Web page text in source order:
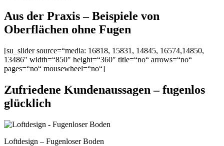
Aus der Praxis – Beispiele von
Oberflächen ohne Fugen
[su_slider source=“media: 16818, 15831, 14845, 16574,14850,
13486″ width=“850″ height=“360″ title=“no“ arrows=“no“
pages=“no“ mousewheel=“no“]
Zufriedene Kundenaussagen – fugenlos
glücklich
Loftdesign – Fugenloser Boden